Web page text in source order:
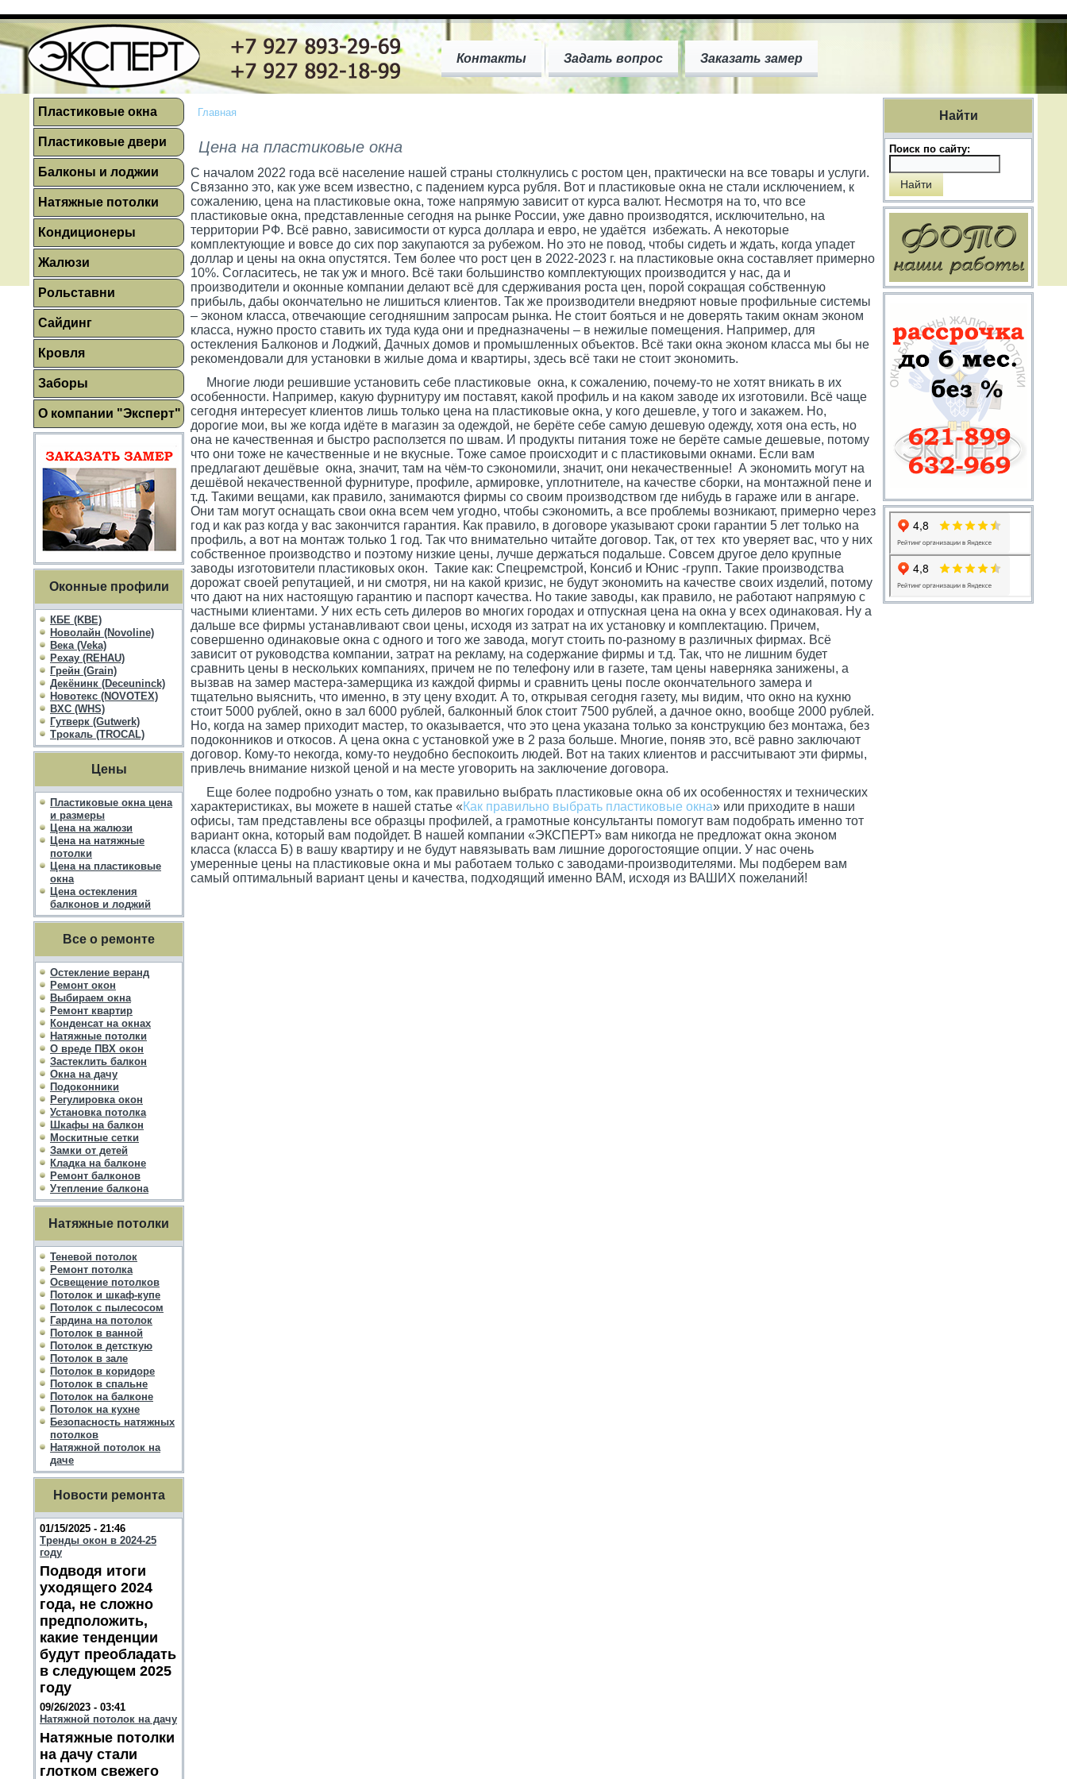
Контакты Задать вопрос Заказать замер
Пластиковые окна
Пластиковые двери
Балконы и лоджии
Натяжные потолки
Кондиционеры
Жалюзи
Рольставни
Сайдинг
Кровля
Заборы
О компании "Эксперт"
Оконные профили
КБЕ (KBE)
Новолайн (Novoline)
Века (Veka)
Рехау (REHAU)
Грейн (Grain)
Декёнинк (Deceuninck)
Новотекс (NOVOTEX)
ВХС (WHS)
Гутверк (Gutwerk)
Трокаль (TROCAL)
Цены
Пластиковые окна цена
и размеры
Цена на жалюзи
Цена на натяжные
потолки
Цена на пластиковые
окна
Цена остекления
балконов и лоджий
Все о ремонте
Остекление веранд
Ремонт окон
Выбираем окна
Ремонт квартир
Конденсат на окнах
Натяжные потолки
О вреде ПВХ окон
Застеклить балкон
Окна на дачу
Подоконники
Регулировка окон
Установка потолка
Шкафы на балкон
Москитные сетки
Замки от детей
Кладка на балконе
Ремонт балконов
Утепление балкона
Натяжные потолки
Теневой потолок
Ремонт потолка
Освещение потолков
Потолок и шкаф-купе
Потолок с пылесосом
Гардина на потолок
Потолок в ванной
Потолок в детсткую
Потолок в зале
Потолок в коридоре
Потолок в спальне
Потолок на балконе
Потолок на кухне
Безопасность натяжных
потолков
Натяжной потолок на
даче
Новости ремонта
01/15/2025 - 21:46
Тренды окон в 2024-25
году
Подводя итоги
уходящего 2024
года, не сложно
предположить,
какие тенденции
будут преобладать
в следующем 2025
году
09/26/2023 - 03:41
Натяжной потолок на дачу
Натяжные потолки
на дачу стали
глотком свежего
Главная
Цена на пластиковые окна
С началом 2022 года всё население нашей страны столкнулись с ростом цен, практически на все товары и услуги.
Связанно это, как уже всем известно, с падением курса рубля. Вот и пластиковые окна не стали исключением, к
сожалению, цена на пластиковые окна, тоже напрямую зависит от курса валют. Несмотря на то, что все
пластиковые окна, представленные сегодня на рынке России, уже давно производятся, исключительно, на
территории РФ. Всё равно, зависимости от курса доллара и евро, не удаётся избежать. А некоторые
комплектующие и вовсе до сих пор закупаются за рубежом. Но это не повод, чтобы сидеть и ждать, когда упадет
доллар и цены на окна опустятся. Тем более что рост цен в 2022-2023 г. на пластиковые окна составляет примерно
10%. Согласитесь, не так уж и много. Всё таки большинство комплектующих производится у нас, да и
производители и оконные компании делают всё для сдерживания роста цен, порой сокращая собственную
прибыль, дабы окончательно не лишиться клиентов. Так же производители внедряют новые профильные системы
– эконом класса, отвечающие сегодняшним запросам рынка. Не стоит бояться и не доверять таким окнам эконом
класса, нужно просто ставить их туда куда они и предназначены – в нежилые помещения. Например, для
остекления Балконов и Лоджий, Дачных домов и промышленных объектов. Всё таки окна эконом класса мы бы не
рекомендовали для установки в жилые дома и квартиры, здесь всё таки не стоит экономить.
Многие люди решившие установить себе пластиковые окна, к сожалению, почему-то не хотят вникать в их
особенности. Например, какую фурнитуру им поставят, какой профиль и на каком заводе их изготовили. Всё чаще
сегодня интересует клиентов лишь только цена на пластиковые окна, у кого дешевле, у того и закажем. Но,
дорогие мои, вы же когда идёте в магазин за одеждой, не берёте себе самую дешевую одежду, хотя она есть, но
она не качественная и быстро расползется по швам. И продукты питания тоже не берёте самые дешевые, потому
что они тоже не качественные и не вкусные. Тоже самое происходит и с пластиковыми окнами. Если вам
предлагают дешёвые окна, значит, там на чём-то сэкономили, значит, они некачественные! А экономить могут на
дешёвой некачественной фурнитуре, профиле, армировке, уплотнителе, на качестве сборки, на монтажной пене и
т.д. Такими вещами, как правило, занимаются фирмы со своим производством где нибудь в гараже или в ангаре.
Они там могут оснащать свои окна всем чем угодно, чтобы сэкономить, а все проблемы возникают, примерно через
год и как раз когда у вас закончится гарантия. Как правило, в договоре указывают сроки гарантии 5 лет только на
профиль, а вот на монтаж только 1 год. Так что внимательно читайте договор. Так, от тех кто уверяет вас, что у них
собственное производство и поэтому низкие цены, лучше держаться подальше. Совсем другое дело крупные
заводы изготовители пластиковых окон. Такие как: Спецремстрой, Консиб и Юнис -групп. Такие производства
дорожат своей репутацией, и ни смотря, ни на какой кризис, не будут экономить на качестве своих изделий, потому
что дают на них настоящую гарантию и паспорт качества. Но такие заводы, как правило, не работают напрямую с
частными клиентами. У них есть сеть дилеров во многих городах и отпускная цена на окна у всех одинаковая. Ну а
дальше все фирмы устанавливают свои цены, исходя из затрат на их установку и комплектацию. Причем,
совершенно одинаковые окна с одного и того же завода, могут стоить по-разному в различных фирмах. Всё
зависит от руководства компании, затрат на рекламу, на содержание фирмы и т.д. Так, что не лишним будет
сравнить цены в нескольких компаниях, причем не по телефону или в газете, там цены наверняка занижены, а
вызвав на замер мастера-замерщика из каждой фирмы и сравнить цены после окончательного замера и
тщательно выяснить, что именно, в эту цену входит. А то, открывая сегодня газету, мы видим, что окно на кухню
стоит 5000 рублей, окно в зал 6000 рублей, балконный блок стоит 7500 рублей, а дачное окно, вообще 2000 рублей.
Но, когда на замер приходит мастер, то оказывается, что это цена указана только за конструкцию без монтажа, без
подоконников и откосов. А цена окна с установкой уже в 2 раза больше. Многие, поняв это, всё равно заключают
договор. Кому-то некогда, кому-то неудобно беспокоить людей. Вот на таких клиентов и рассчитывают эти фирмы,
привлечь внимание низкой ценой и на месте уговорить на заключение договора.
Еще более подробно узнать о том, как правильно выбрать пластиковые окна об их особенностях и технических
характеристиках, вы можете в нашей статье «Как правильно выбрать пластиковые окна» или приходите в наши
офисы, там представлены все образцы профилей, а грамотные консультанты помогут вам подобрать именно тот
вариант окна, который вам подойдет. В нашей компании «ЭКСПЕРТ» вам никогда не предложат окна эконом
класса (класса Б) в вашу квартиру и не будут навязывать вам лишние дорогостоящие опции. У нас очень
умеренные цены на пластиковые окна и мы работаем только с заводами-производителями. Мы подберем вам
самый оптимальный вариант цены и качества, подходящий именно ВАМ, исходя из ВАШИХ пожеланий!
Найти
Поиск по сайту: